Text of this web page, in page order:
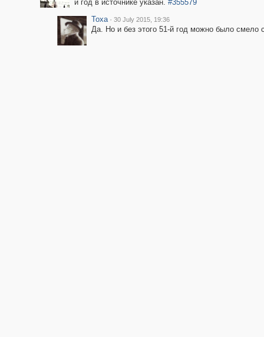
и год в источнике указан. #355579
Toxa · 30 July 2015, 19:36
Да. Но и без этого 51-й год можно было смело